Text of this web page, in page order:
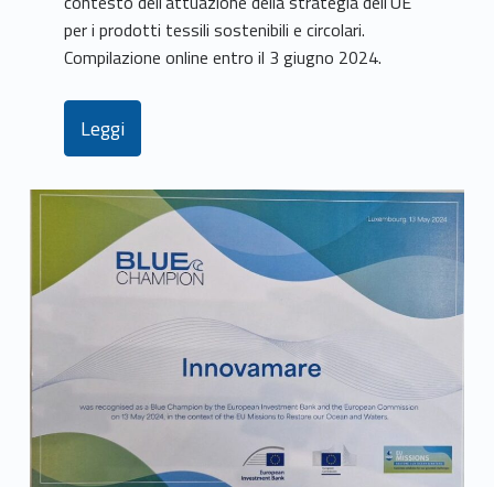
per i prodotti tessili sostenibili e circolari.
Compilazione online entro il 3 giugno 2024.
Leggi